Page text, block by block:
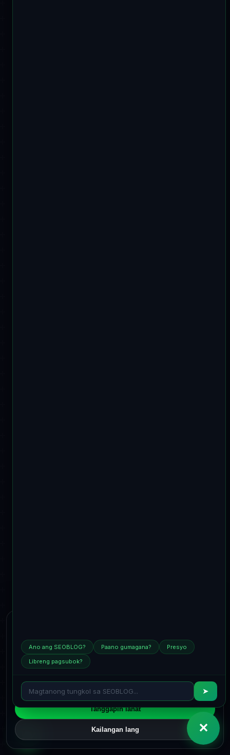
Gumagamit kami ng mga kinakailangang cookies upang
patakbuhin ang serbisyo at opsyonal na analytics at
marketing cookies lamang sa iyong pahintulot. Available
Privacy.
Tanggapin lahat
Kailangan lang
Ano ang SEOBLOG? Paano gumagana?
Presyo
Libreng pagsubok?
➤
✕